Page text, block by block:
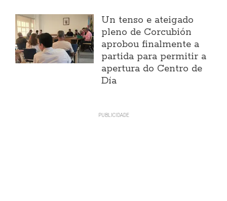
Un tenso e ateigado
pleno de Corcubión
aprobou finalmente a
partida para permitir a
apertura do Centro de
Día